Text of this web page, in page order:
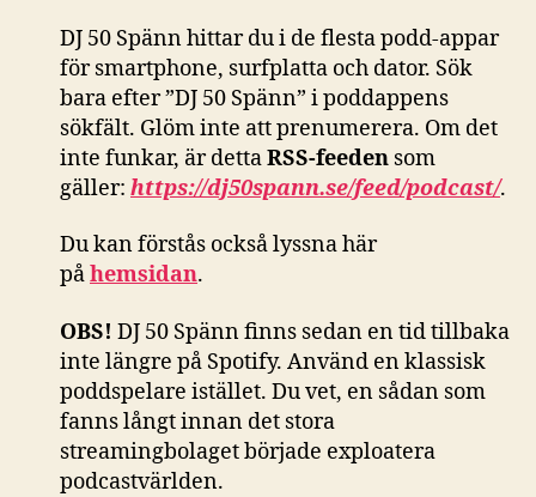
DJ 50 Spänn hittar du i de flesta podd-appar
för smartphone, surfplatta och dator. Sök
bara efter ”DJ 50 Spänn” i poddappens
sökfält. Glöm inte att prenumerera. Om det
inte funkar, är dettaRSS-feeden som
gäller: https://dj50spann.se/feed/podcast/.
Du kan förstås ocksålyssna här
påhemsidan.
OBS! DJ 50 Spänn finns sedan en tid tillbaka
inte längre på Spotify. Använd en klassisk
poddspelare istället. Du vet, en sådan som
fanns långt innan det stora
streamingbolaget började exploatera
podcastvärlden.